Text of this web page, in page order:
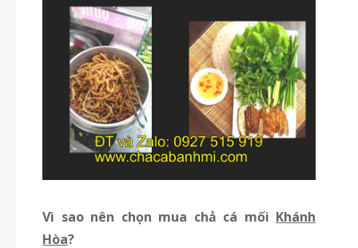
Vì sao nên chọn mua chả cá mối Khánh
Hòa?